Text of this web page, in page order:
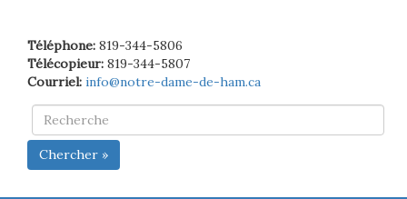
Téléphone: 819-344-5806
Télécopieur: 819-344-5807
Courriel: info@notre-dame-de-ham.ca
Chercher »